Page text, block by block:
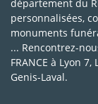
département du
personnalisées,
monuments
... Rencontrez-
FRANCE à Lyon
Genis-Laval.